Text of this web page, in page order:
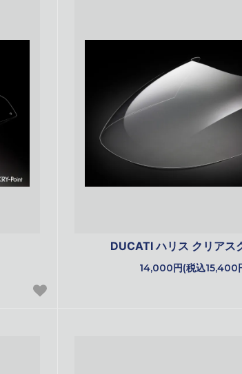
DUCATI ハリス クリアス
14,000円(税込15,400